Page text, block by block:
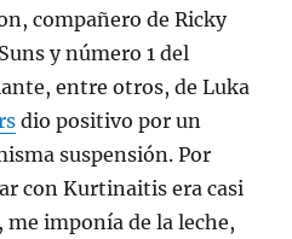
compañero de Ricky
y número 1 del
entre otros, de Luka
dio positivo por un
suspensión. Por
con Kurtinaitis era casi
imponía de la leche,